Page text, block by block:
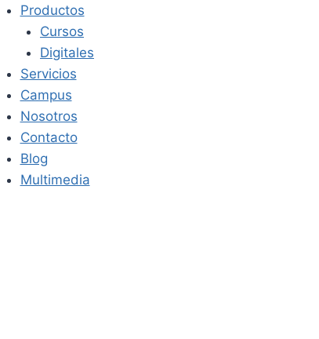
Saltar
contenido
Productos
Cursos
Digitales
Servicios
Campus
Nosotros
Contacto
Blog
Multimedia